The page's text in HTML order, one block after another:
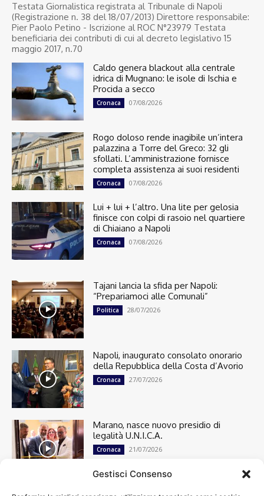
Gestisci Consenso
Testata Giornalistica registrata al Tribunale di Napoli
(Registrazione n. 38 del 18/07/2013) Direttore responsabile:
Pier Paolo Petino - Iscrizione al ROC N°23979 Testata
beneficiaria dei contributi di cui al decreto legislativo 15
maggio 2017, n.70
Caldo genera blackout alla centrale
idrica di Mugnano: le isole di Ischia e
Procida a secco
Cronaca 07/08/2026
Rogo doloso rende inagibile un’intera
palazzina a Torre del Greco: 32 gli
sfollati. L’amministrazione fornisce
completa assistenza ai suoi residenti
Cronaca 07/08/2026
Lui + lui + l’altro. Una lite per gelosia
finisce con colpi di rasoio nel quartiere
di Chiaiano a Napoli
Cronaca 07/08/2026
Tajani lancia la sfida per Napoli:
“Prepariamoci alle Comunali”
Politica 28/07/2026
Napoli, inaugurato consolato onorario
della Repubblica della Costa d’Avorio
Cronaca 27/07/2026
Marano, nasce nuovo presidio di
legalità U.N.I.C.A.
Cronaca 21/07/2026